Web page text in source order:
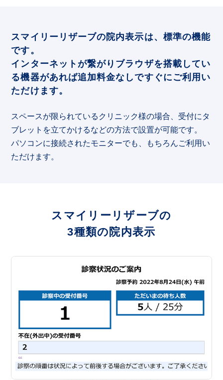
スマイリーリザーブの院内表示は、標準の機能
です。
インターネットが繋がりブラウザを搭載してい
る機器があれば追加料金なしですぐにご利用い
ただけます。
スペースが限られているクリニック様の場合、受付にタ
ブレットを立てかけるなどの方法で設置が可能です。
パソコンに接続されたモニターでも、もちろんご利用い
ただけます。
スマイリーリザーブの
3種類の院内表示